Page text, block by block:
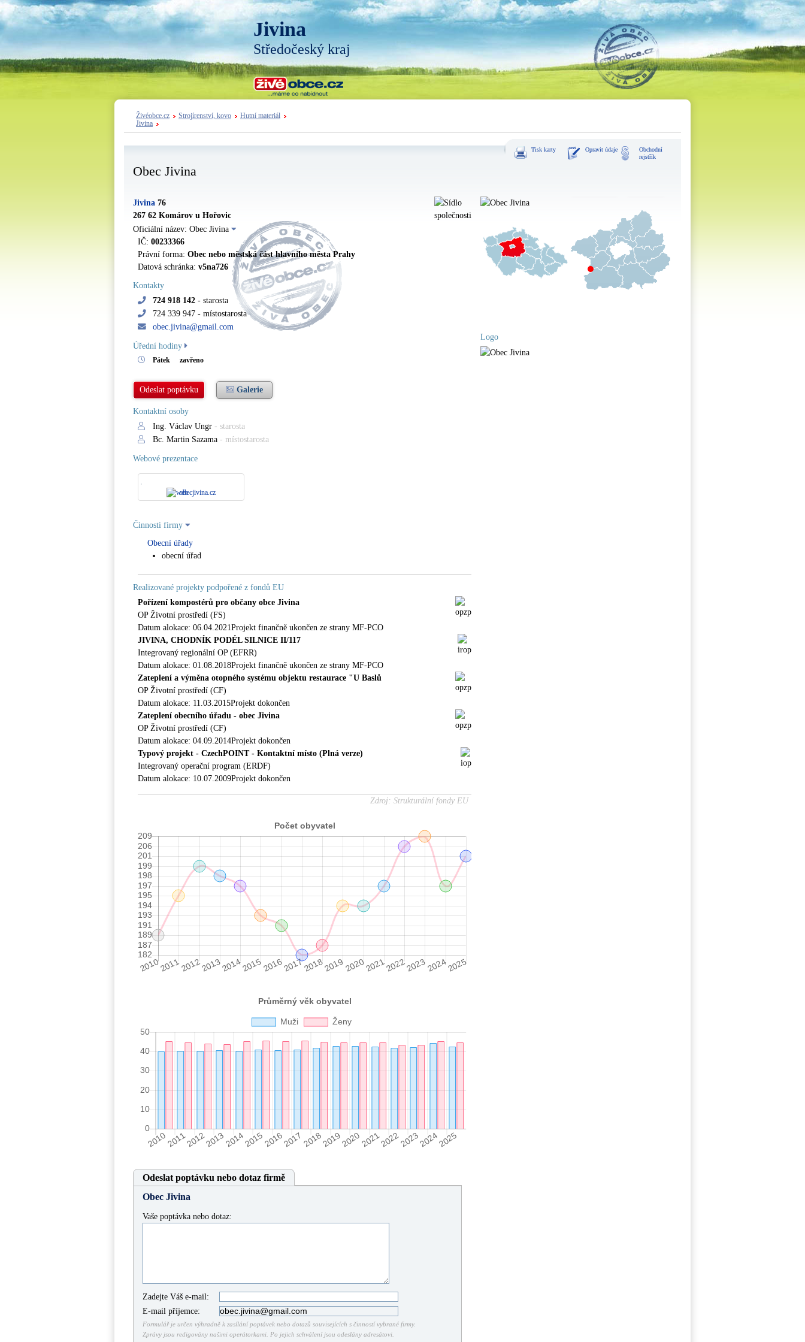
Jivina
Středočeský kraj
Živéobce.cz Strojírenství, kovo
Hutní materiál
Jivina
Tisk karty Opravit údaje
Obchodní
rejstřík
Obec Jivina
Jivina 76
267 62 Komárov u Hořovic
Oficiální název: Obec Jivina
IČ: 00233366
Právní forma: Obec nebo městská část hlavního města Prahy
Datová schránka: v5na726
Kontakty
724 918 142 - starosta
724 339 947 - místostarosta
obec.jivina@gmail.com
Úřední hodiny
Pátek zavřeno
Odeslat poptávku Galerie
Kontaktní osoby
Ing. Václav Ungr - starosta
Bc. Martin Sazama - místostarosta
Webové prezentace
obecjivina.cz
Činnosti firmy
Obecní úřady
obecní úřad
Realizované projekty podpořené z fondů EU
Pořízení kompostérů pro občany obce Jivina
OP Životní prostředí (FS)
Datum alokace: 06.04.2021Projekt finančně ukončen ze strany MF-PCO
JIVINA, CHODNÍK PODÉL SILNICE II/117
Integrovaný regionální OP (EFRR)
Datum alokace: 01.08.2018Projekt finančně ukončen ze strany MF-PCO
Zateplení a výměna otopného systému objektu restaurace "U Baslů
OP Životní prostředí (CF)
Datum alokace: 11.03.2015Projekt dokončen
Zateplení obecního úřadu - obec Jivina
OP Životní prostředí (CF)
Datum alokace: 04.09.2014Projekt dokončen
Typový projekt - CzechPOINT - Kontaktní místo (Plná verze)
Integrovaný operační program (ERDF)
Datum alokace: 10.07.2009Projekt dokončen
Zdroj: Strukturální fondy EU
Odeslat poptávku nebo dotaz firmě
Obec Jivina
Vaše poptávka nebo dotaz:
Zadejte Váš e-mail:
E-mail příjemce:
Formulář je určen výhradně k zasílání poptávek nebo dotazů souvisejících s činností vybrané firmy.
Zprávy jsou redigovány našimi operátorkami. Po jejich schválení jsou odeslány adresátovi.
Logo